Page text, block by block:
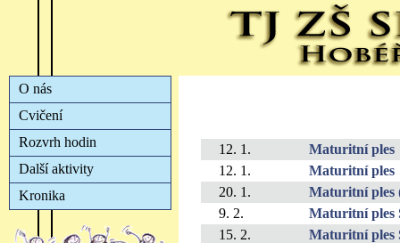
12. 1.
Maturitní ples
12. 1.
Maturitní ples
20. 1.
Maturitní ples
9. 2.
Maturitní ples
15. 2.
Maturitní ples